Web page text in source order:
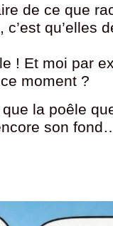
de ce que
c’est qu’elles
! Et moi par
moment ?
la poêle
son